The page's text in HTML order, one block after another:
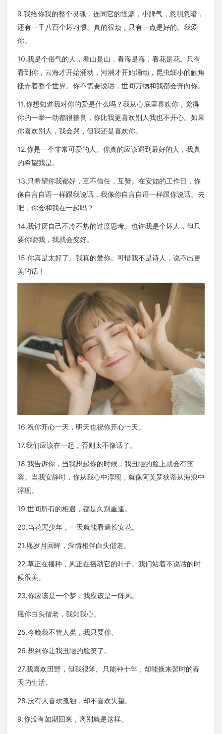
9.我给你我的整个灵魂，连同它的怪癖，小脾气，忽明忽暗，
还有一千八百个坏习惯。真的很烦，只有一点是好的。我爱
你。
10.我是个俗气的人，看山是山，看海是海，看花是花。只有
看到你，云海才开始涌动，河潮才开始涌动，昆虫细小的触角
搔弄着整个世界。你不需要说话，世间万物和我都会奔向你。
11.你想知道我对你的爱是什么吗？我从心底里喜欢你，觉得
你的一举一动都很善良，你比我更喜欢别人我也不开心。如果
你喜欢别人，我会哭，但我还是喜欢你。
12.你是一个非常可爱的人。你真的应该遇到最好的人，我真
的希望我是。
13.只希望你我都好，互不信任，互赞。在安如的工作日，你
像自言自语一样跟我说话，我像你自言自语一样跟你说话。去
吧，你会和我在一起吗？
14.我讨厌自己不冷不热的过度思考。也许我是个坏人，但只
要你吻我，我就会变好。
15.你真是太好了。我真的爱你。可惜我不是诗人，说不出更
美的话！
16.祝你开心一天，明天也祝你开心一天。
17.我们应该在一起，否则太不像话了。
18.我告诉你，当我想起你的时候，我丑陋的脸上就会有笑
容。当我安静时，你从我心中浮现，就像阿芙罗狄蒂从海浪中
浮现。
19.世间所有的相遇，都是久别重逢。
20.当花咒少年，一天就能看遍长安花。
21.愿岁月回眸，深情相伴白头偕老。
22.草正在播种，风正在摇动它的叶子。我们站着不说话的时
候很美。
23.你应该是一个梦，我应该是一阵风。
愿你白头偕老，我知我心。
25.今晚我不管人类，我只要你。
26.想到你让我丑陋的脸笑了。
27.我喜欢田野，但我很笨。只能种十年，却能换来暂时的春
天的生活。
28.没有人喜欢孤独，却不喜欢失望。
9.你没有如期回来，离别就是这样。